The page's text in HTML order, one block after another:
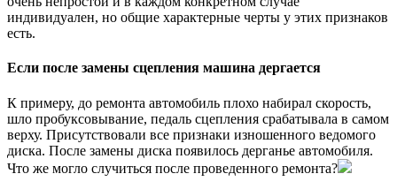
индивидуален, но общие характерные черты у этих признаков
есть.
Если после замены сцепления машина дергается
К примеру, до ремонта автомобиль плохо набирал скорость,
шло пробуксовывание, педаль сцепления срабатывала в самом
верху. Присутствовали все признаки изношенного ведомого
диска. После замены диска появилось дерганье автомобиля.
Что же могло случиться после проведенного ремонта?